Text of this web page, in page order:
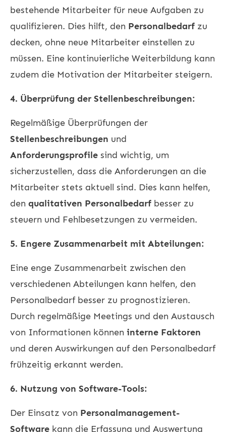
bestehende Mitarbeiter für neue Aufgaben zu
qualifizieren. Dies hilft, den Personalbedarf zu
decken, ohne neue Mitarbeiter einstellen zu
müssen. Eine kontinuierliche Weiterbildung kann
zudem die Motivation der Mitarbeiter steigern.
4. Überprüfung der Stellenbeschreibungen:
Regelmäßige Überprüfungen der
Stellenbeschreibungen und
Anforderungsprofile sind wichtig, um
sicherzustellen, dass die Anforderungen an die
Mitarbeiter stets aktuell sind. Dies kann helfen,
den qualitativen Personalbedarf besser zu
steuern und Fehlbesetzungen zu vermeiden.
5. Engere Zusammenarbeit mit Abteilungen:
Eine enge Zusammenarbeit zwischen den
verschiedenen Abteilungen kann helfen, den
Personalbedarf besser zu prognostizieren.
Durch regelmäßige Meetings und den Austausch
von Informationen können interne Faktoren
und deren Auswirkungen auf den Personalbedarf
frühzeitig erkannt werden.
6. Nutzung von Software-Tools:
Der Einsatz von Personalmanagement-
Software kann die Erfassung und Auswertung